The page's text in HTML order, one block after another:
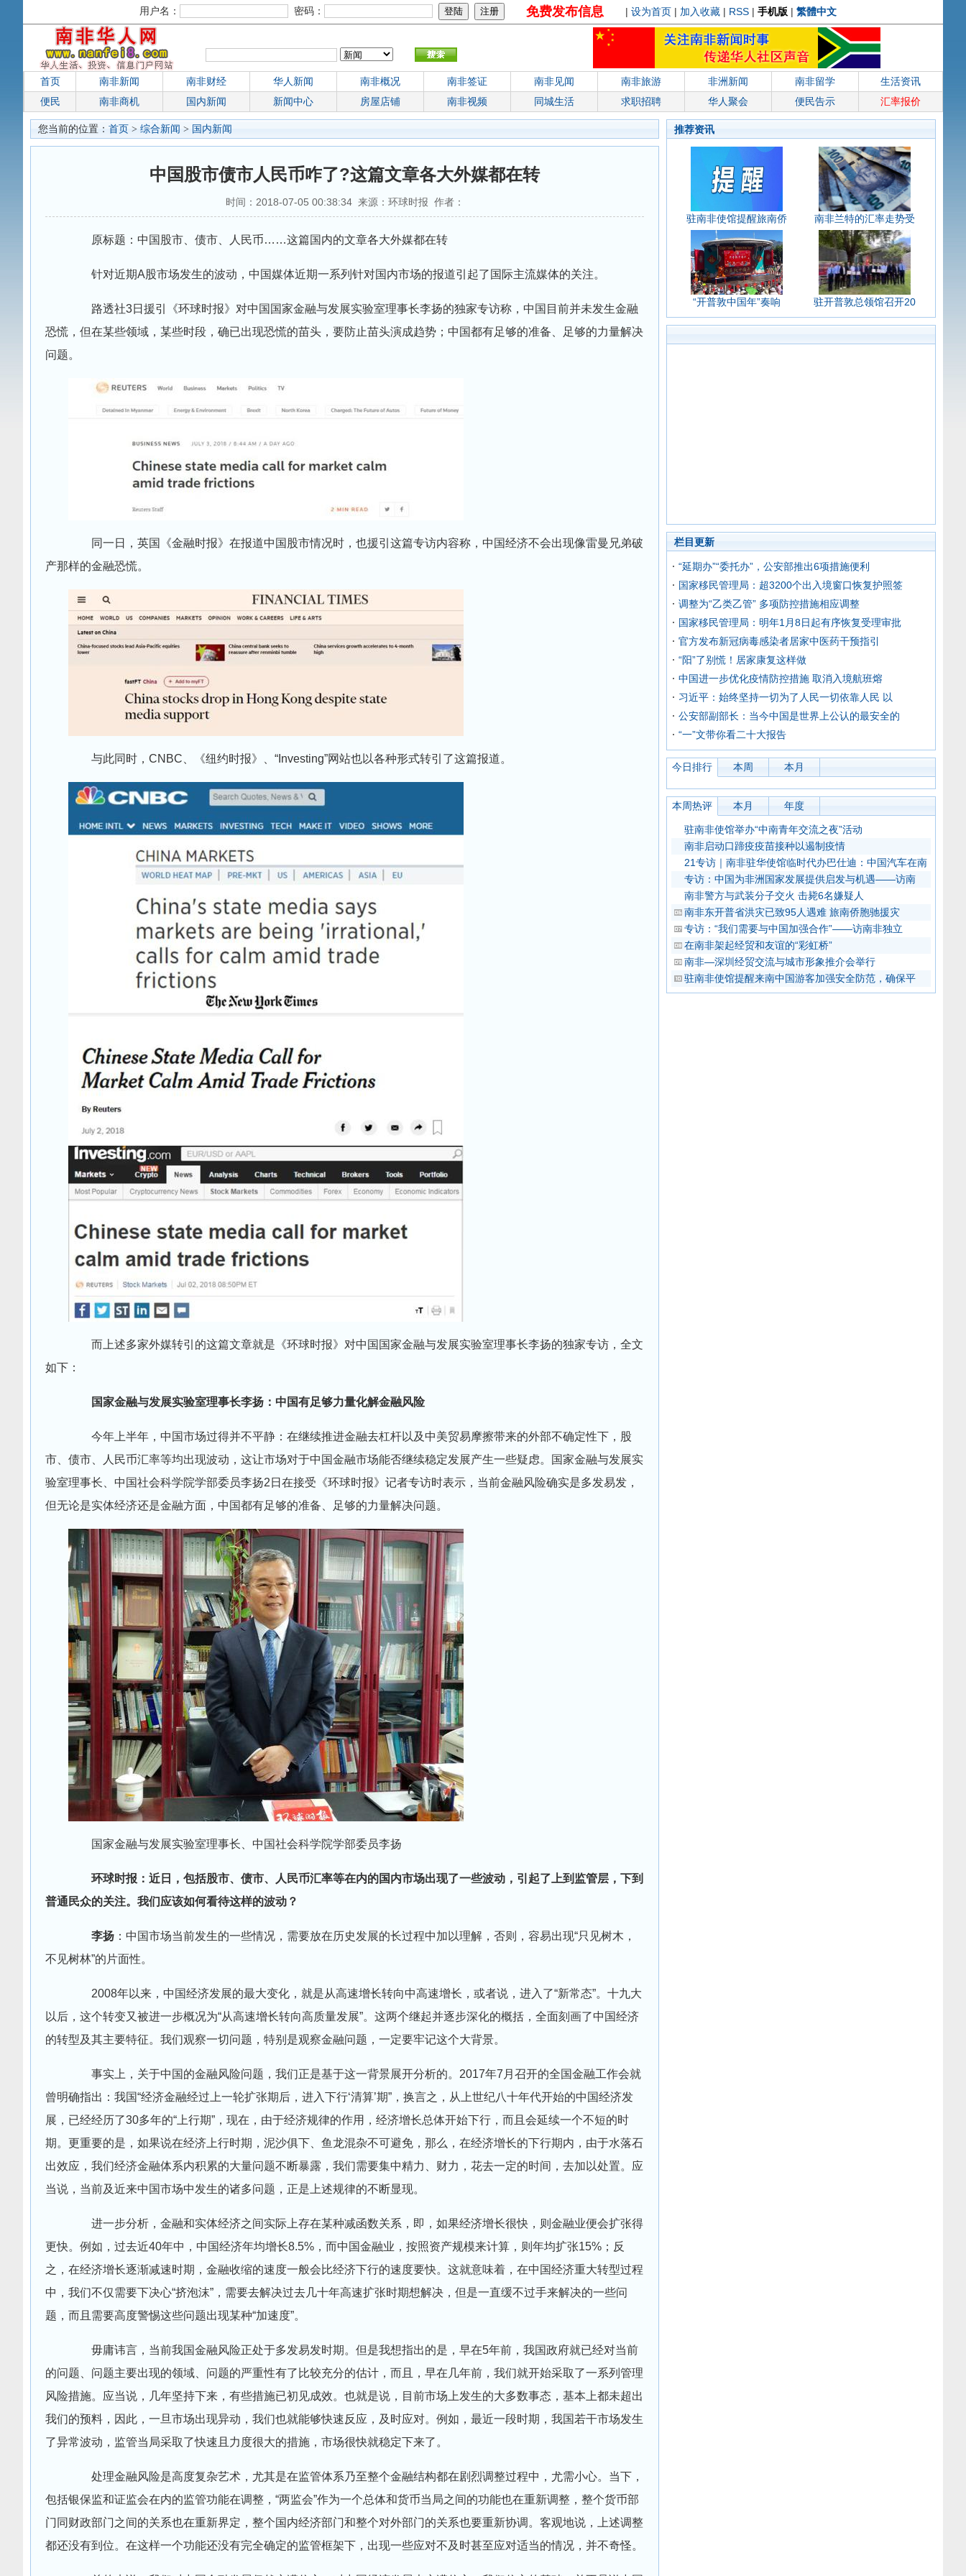
用户名： 密码： 免费发布信息 | 设为首页 | 加入收藏 | RSS | 手机版 | 繁體中文
首页 南非新闻 南非财经 华人新闻 南非概况 南非签证 南非见闻 南非旅游 非洲新闻 南非留学
生活资讯
便民
南非商机 国内新闻 新闻中心 房屋店铺 南非视频 同城生活 求职招聘 华人聚会 便民告示 汇率报价
您当前的位置： 首页 > 综合新闻 > 国内新闻
中国股市债市人民币咋了?这篇文章各大外媒都在转
时间：2018-07-05 00:38:34 来源：环球时报 作者：
原标题：中国股市、债市、人民币……这篇国内的文章各大外媒都在转
针对近期A股市场发生的波动，中国媒体近期一系列针对国内市场的报道引起了国际主流媒体的关注。
路透社3日援引《环球时报》对中国国家金融与发展实验室理事长李扬的独家专访称，中国目前并未发生金融
恐慌，但在某些领域，某些时段，确已出现恐慌的苗头，要防止苗头演成趋势；中国都有足够的准备、足够的力量解决
问题。
同一日，英国《金融时报》在报道中国股市情况时，也援引这篇专访内容称，中国经济不会出现像雷曼兄弟破
产那样的金融恐慌。
与此同时，CNBC、《纽约时报》、“Investing”网站也以各种形式转引了这篇报道。
而上述多家外媒转引的这篇文章就是《环球时报》对中国国家金融与发展实验室理事长李扬的独家专访，全文
如下：
国家金融与发展实验室理事长李扬：中国有足够力量化解金融风险
今年上半年，中国市场过得并不平静：在继续推进金融去杠杆以及中美贸易摩擦带来的外部不确定性下，股
市、债市、人民币汇率等均出现波动，这让市场对于中国金融市场能否继续稳定发展产生一些疑虑。国家金融与发展实
验室理事长、中国社会科学院学部委员李扬2日在接受《环球时报》记者专访时表示，当前金融风险确实是多发易发，
但无论是实体经济还是金融方面，中国都有足够的准备、足够的力量解决问题。
国家金融与发展实验室理事长、中国社会科学院学部委员李扬
环球时报：近日，包括股市、债市、人民币汇率等在内的国内市场出现了一些波动，引起了上到监管层，下到
普通民众的关注。我们应该如何看待这样的波动？
李扬 ：中国市场当前发生的一些情况，需要放在历史发展的长过程中加以理解，否则，容易出现“只见树木，
不见树林”的片面性。
2008年以来，中国经济发展的最大变化，就是从高速增长转向中高速增长，或者说，进入了“新常态”。十九大
以后，这个转变又被进一步概况为“从高速增长转向高质量发展”。这两个继起并逐步深化的概括，全面刻画了中国经济
的转型及其主要特征。我们观察一切问题，特别是观察金融问题，一定要牢记这个大背景。
事实上，关于中国的金融风险问题，我们正是基于这一背景展开分析的。2017年7月召开的全国金融工作会就
曾明确指出：我国“经济金融经过上一轮扩张期后，进入下行‘清算’期”，换言之，从上世纪八十年代开始的中国经济发
展，已经经历了30多年的“上行期”，现在，由于经济规律的作用，经济增长总体开始下行，而且会延续一个不短的时
期。更重要的是，如果说在经济上行时期，泥沙俱下、鱼龙混杂不可避免，那么，在经济增长的下行期内，由于水落石
出效应，我们经济金融体系内积累的大量问题不断暴露，我们需要集中精力、财力，花去一定的时间，去加以处置。应
当说，当前及近来中国市场中发生的诸多问题，正是上述规律的不断显现。
进一步分析，金融和实体经济之间实际上存在某种减函数关系，即，如果经济增长很快，则金融业便会扩张得
更快。例如，过去近40年中，中国经济年均增长8.5%，而中国金融业，按照资产规模来计算，则年均扩张15%；反
之，在经济增长逐渐减速时期，金融收缩的速度一般会比经济下行的速度要快。这就意味着，在中国经济重大转型过程
中，我们不仅需要下决心“挤泡沫”，需要去解决过去几十年高速扩张时期想解决，但是一直缓不过手来解决的一些问
题，而且需要高度警惕这些问题出现某种“加速度”。
毋庸讳言，当前我国金融风险正处于多发易发时期。但是我想指出的是，早在5年前，我国政府就已经对当前
的问题、问题主要出现的领域、问题的严重性有了比较充分的估计，而且，早在几年前，我们就开始采取了一系列管理
风险措施。应当说，几年坚持下来，有些措施已初见成效。也就是说，目前市场上发生的大多数事态，基本上都未超出
我们的预料，因此，一旦市场出现异动，我们也就能够快速反应，及时应对。例如，最近一段时期，我国若干市场发生
了异常波动，监管当局采取了快速且力度很大的措施，市场很快就稳定下来了。
处理金融风险是高度复杂艺术，尤其是在监管体系乃至整个金融结构都在剧烈调整过程中，尤需小心。当下，
包括银保监和证监会在内的监管功能在调整，“两监会”作为一个总体和货币当局之间的功能也在重新调整，整个货币部
门同财政部门之间的关系也在重新界定，整个国内经济部门和整个对外部门的关系也要重新协调。客观地说，上述调整
都还没有到位。在这样一个功能还没有完全确定的监管框架下，出现一些应对不及时甚至应对适当的情况，并不奇怪。
推荐资讯
驻南非使馆提醒旅南侨 南非兰特的汇率走势受
“开普敦中国年”奏响 驻开普敦总领馆召开20
栏目更新
“延期办”“委托办”，公安部推出6项措施便利
国家移民管理局：超3200个出入境窗口恢复护照签
调整为“乙类乙管” 多项防控措施相应调整
国家移民管理局：明年1月8日起有序恢复受理审批
官方发布新冠病毒感染者居家中医药干预指引
“阳”了别慌！居家康复这样做
中国进一步优化疫情防控措施 取消入境航班熔
习近平：始终坚持一切为了人民一切依靠人民 以
公安部副部长：当今中国是世界上公认的最安全的
“一”文带你看二十大报告
今日排行 本周 本月
本周热评 本月 年度
驻南非使馆举办“中南青年交流之夜”活动
南非启动口蹄疫疫苗接种以遏制疫情
21专访｜南非驻华使馆临时代办巴仕迪：中国汽车在南
专访：中国为非洲国家发展提供启发与机遇——访南
南非警方与武装分子交火 击毙6名嫌疑人
南非东开普省洪灾已致95人遇难 旅南侨胞驰援灾
专访：“我们需要与中国加强合作”——访南非独立
在南非架起经贸和友谊的“彩虹桥”
南非—深圳经贸交流与城市形象推介会举行
驻南非使馆提醒来南中国游客加强安全防范，确保平